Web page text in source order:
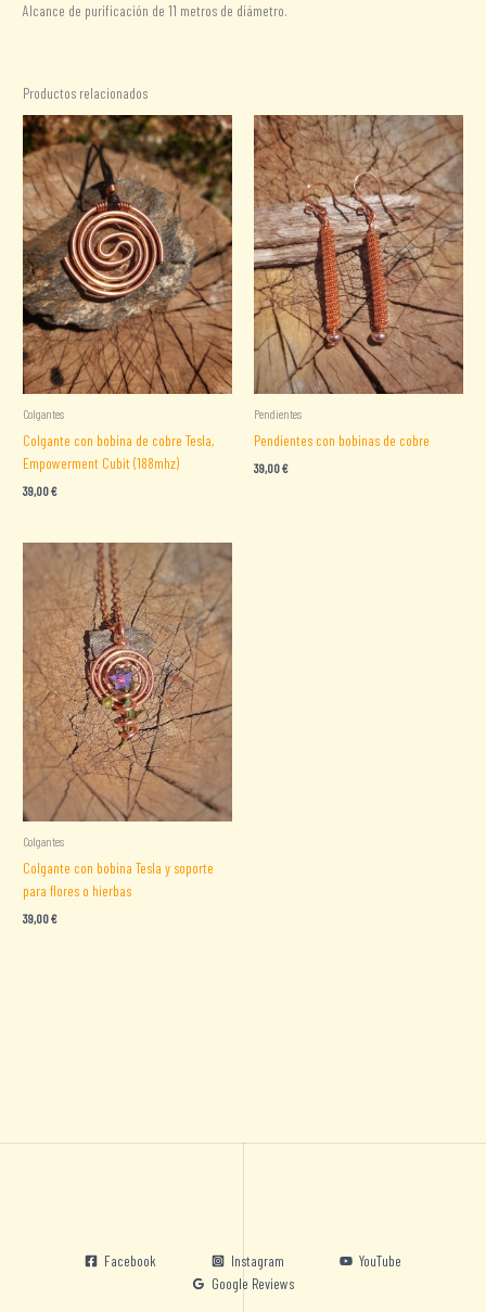
Alcance de purificación de 11 metros de diámetro.
Productos relacionados
Colgantes
Colgante con bobina de cobre Tesla,
Empowerment Cubit (188mhz)
39,00€
Pendientes
Pendientes con bobinas de cobre
39,00€
Colgantes
Colgante con bobina Tesla y soporte
para flores o hierbas
39,00€
Facebook Instagram
YouTube
Google Reviews